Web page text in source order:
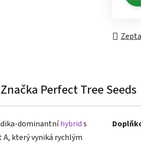
Značka Perfect Tree Seeds
dominantníhybrids
který vyniká rychlým